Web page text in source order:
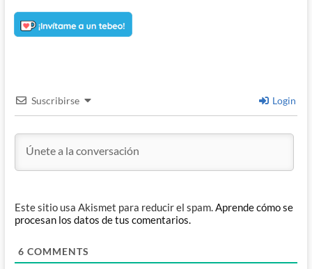
Suscribirse Login
Este sitio usa Akismet para reducir el spam.Aprende cómo se
procesan los datos de tus comentarios.
6 COMMENTS